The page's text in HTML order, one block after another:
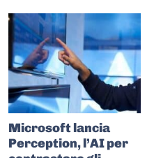
Microsoft lancia
Perception, l’AI per